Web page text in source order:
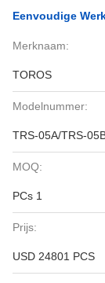
Eenvoudige
Merknaam:
TOROS
Modelnummer:
TRS-05A/TRS-
MOQ:
PCs 1
Prijs:
USD 24801 PCS